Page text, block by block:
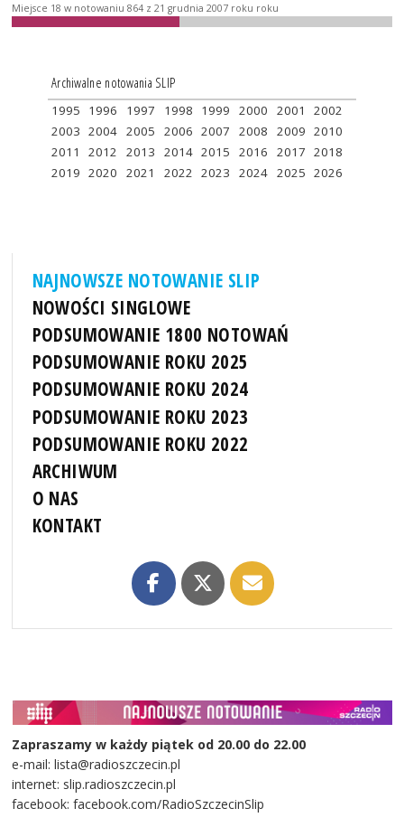
Miejsce 18 w notowaniu 864 z 21 grudnia 2007 roku roku
Archiwalne notowania SLIP
1995 1996 1997 1998 1999 2000 2001
2002
2003 2004 2005 2006 2007 2008 2009 2010
2011
2012 2013 2014 2015 2016 2017 2018
2019 2020 2021 2022 2023 2024 2025 2026
NAJNOWSZE NOTOWANIE SLIP
NOWOŚCI SINGLOWE
PODSUMOWANIE 1800 NOTOWAŃ
PODSUMOWANIE ROKU 2025
PODSUMOWANIE ROKU 2024
PODSUMOWANIE ROKU 2023
PODSUMOWANIE ROKU 2022
ARCHIWUM
O NAS
KONTAKT
Zapraszamy w każdy piątek od 20.00 do 22.00
e-mail: lista@radioszczecin.pl
internet: slip.radioszczecin.pl
facebook: facebook.com/RadioSzczecinSlip